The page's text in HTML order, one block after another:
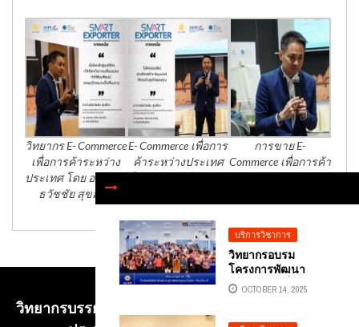
บริการวิชาการ
วิทยากรอบรม
โครงการพัฒนา
ข้าราชการที่อยู่
ระหว่างทดลองปฎิบัติ
OCTOBER 14, 2025
วิทยากร E- Commerce
เพื่อการค้าระหว่าง
ประเทศ โดย อาจารย์
ธวัชชัย สุขสีดา
E- Commerce เพื่อการ
ค้าระหว่างประเทศ
การขาย E-
Commerce เพื่อการค้า
วิทยากรบรรยาย E-COMMERCE เพื่อการค้าระหว่าง